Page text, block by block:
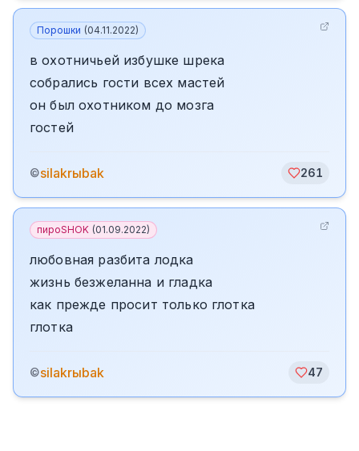
Порошки (04.11.2022)
в охотничьей избушке шрека
собрались гости всех мастей
он был охотником до мозга
гостей
©silakrыbak 261
пироSHOK (01.09.2022)
любовная разбита лодка
жизнь безжеланна и гладка
как прежде просит только глотка
глотка
©silakrыbak 47